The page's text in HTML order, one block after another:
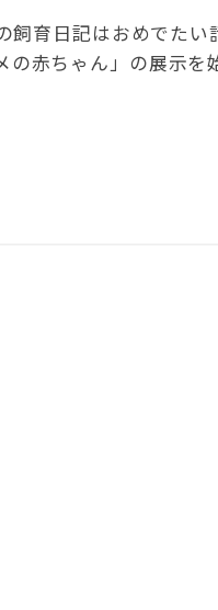
飼育日記はおめでた
赤ちゃん」の展示を